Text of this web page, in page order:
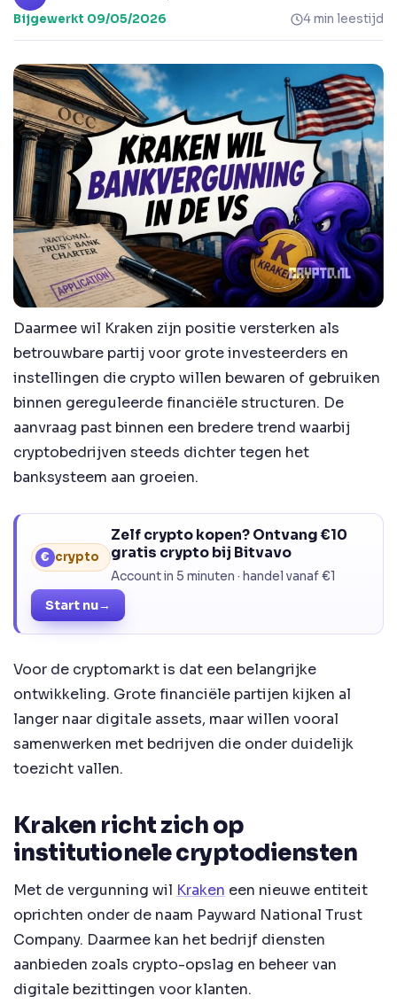
Bijgewerkt 09/05/2026 4 min leestijd
Daarmee wil Kraken zijn positie versterken als
betrouwbare partij voor grote investeerders en
instellingen die crypto willen bewaren of gebruiken
binnen gereguleerde financiële structuren. De
aanvraag past binnen een bredere trend waarbij
cryptobedrijven steeds dichter tegen het
banksysteem aan groeien.
€ crypto
Zelf crypto kopen? Ontvang €10
gratis crypto bij Bitvavo
Account in 5 minuten · handel vanaf €1
Start nu→
Voor de cryptomarkt is dat een belangrijke
ontwikkeling. Grote financiële partijen kijken al
langer naar digitale assets, maar willen vooral
samenwerken met bedrijven die onder duidelijk
toezicht vallen.
Kraken richt zich op
institutionele cryptodiensten
Met de vergunning wil Kraken een nieuwe entiteit
oprichten onder de naam Payward National Trust
Company. Daarmee kan het bedrijf diensten
aanbieden zoals crypto-opslag en beheer van
digitale bezittingen voor klanten.